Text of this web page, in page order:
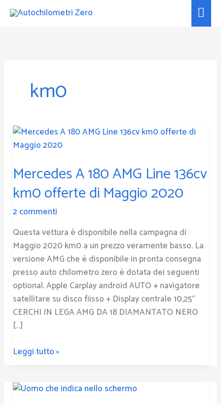
Vai
km0
Mercedes A 180 AMG Line 136cv
km0 offerte di Maggio 2020
2 commenti
Questa vettura è disponibile nella campagna di
Maggio 2020 km0 a un prezzo veramente basso. La
versione AMG che è disponibile in pronta consegna
presso auto chilometro zero è dotata dei seguenti
optional. Apple Carplay android AUTO + navigatore
satellitare su disco fiisso + Display centrale 10,25″
CERCHI IN LEGA AMG DA 18 DIAMANTATO NERO
[…]
Mercedes
A
AMG
Line
136cv
km0
di
Maggio
2020
Leggi tutto »
Come